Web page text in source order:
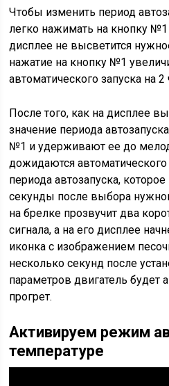
Чтобы изменить период
легко нажимать на кнопку №1
дисплее не высветится
нажатие на кнопку №1
автоматического запуска на 2
После того, как на дисплее
значение периода
№1 и удерживают ее до
дожидаются
периода автозапуска,
секунды после выбора
на брелке прозвучит два
сигнала, а на его дисплее
иконка с изображением
несколько секунд после
параметров двигатель будет
прогрет.
Активируем режим
температуре